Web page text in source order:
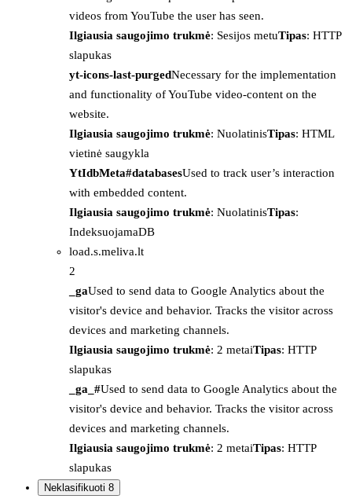
videos from YouTube the user has seen.
Ilgiausia saugojimo trukmė: Sesijos metuTipas: HTTP
slapukas
yt-icons-last-purgedNecessary for the implementation
and functionality of YouTube video-content on the
website.
Ilgiausia saugojimo trukmė: NuolatinisTipas: HTML
vietinė saugykla
YtIdbMeta#databasesUsed to track user’s interaction
with embedded content.
Ilgiausia saugojimo trukmė: NuolatinisTipas:
IndeksuojamaDB
load.s.meliva.lt
2
_gaUsed to send data to Google Analytics about the
visitor's device and behavior. Tracks the visitor across
devices and marketing channels.
Ilgiausia saugojimo trukmė: 2 metaiTipas: HTTP
slapukas
_ga_#Used to send data to Google Analytics about the
visitor's device and behavior. Tracks the visitor across
devices and marketing channels.
Ilgiausia saugojimo trukmė: 2 metaiTipas: HTTP
slapukas
Neklasifikuoti 8